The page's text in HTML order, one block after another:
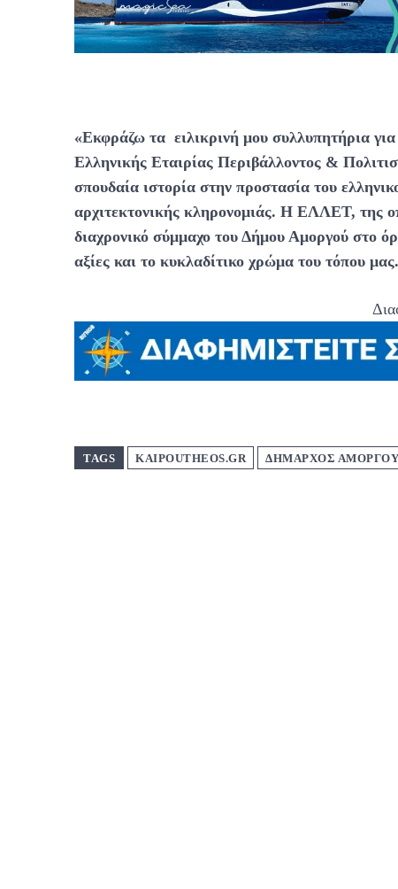
«Εκφράζω τα ειλικρινή μου συλλυπητήρια
Ελληνικής Εταιρίας Περιβάλλοντος &
σπουδαία ιστορία στην προστασία του
αρχιτεκτονικής κληρονομιάς. Η ΕΛΛΕΤ, της
διαχρονικό σύμμαχο του Δήμου Αμοργού στο
αξίες και το κυκλαδίτικο χρώμα του τόπου
TAGS KAIPOUTHEOS.GR ΔΗΜΑΡΧΟΣ ΑΜΟΡΓΟΥ